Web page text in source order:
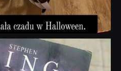
Wrz 23